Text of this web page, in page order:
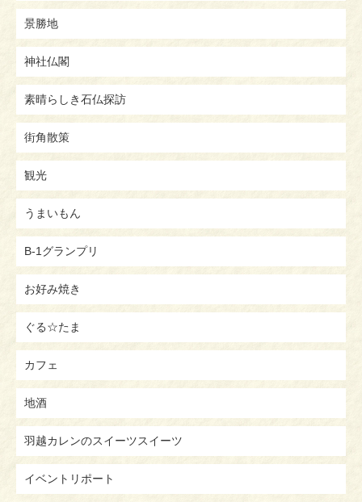
景勝地
神社仏閣
素晴らしき石仏探訪
街角散策
観光
うまいもん
B-1グランプリ
お好み焼き
ぐる☆たま
カフェ
地酒
羽越カレンのスイーツスイーツ
イベントリポート